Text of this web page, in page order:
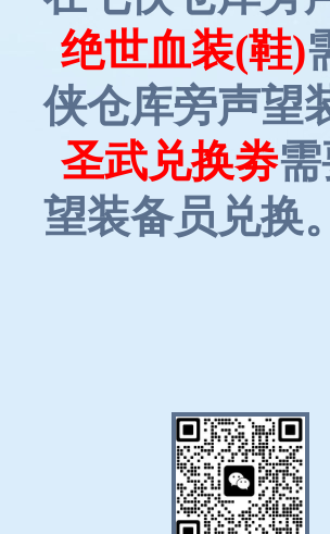
绝世血装(鞋)
侠仓库旁声望
圣武兑换劵
望装备员兑换。